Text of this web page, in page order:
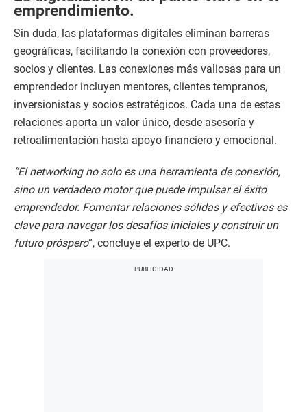
emprendimiento.
Sin duda, las plataformas digitales eliminan barreras
geográficas, facilitando la conexión con proveedores,
socios y clientes. Las conexiones más valiosas para un
emprendedor incluyen mentores, clientes tempranos,
inversionistas y socios estratégicos. Cada una de estas
relaciones aporta un valor único, desde asesoría y
retroalimentación hasta apoyo financiero y emocional.
“El networking no solo es una herramienta de conexión,
sino un verdadero motor que puede impulsar el éxito
emprendedor. Fomentar relaciones sólidas y efectivas es
clave para navegar los desafíos iniciales y construir un
futuro próspero”, concluye el experto de UPC.